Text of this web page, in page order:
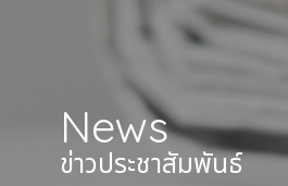
News
ข่าวประชาสัมพันธ์